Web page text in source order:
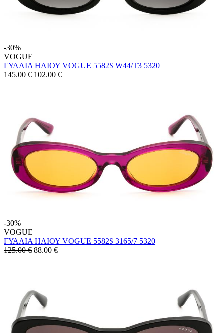
-30%
VOGUE
ΓΥΑΛΙΑ ΗΛΙΟΥ VOGUE 5582S W44/T3 5320
145.00 € 102.00 €
-30%
VOGUE
ΓΥΑΛΙΑ ΗΛΙΟΥ VOGUE 5582S 3165/7 5320
125.00 € 88.00 €